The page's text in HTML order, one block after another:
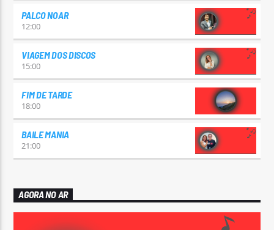
PALCO NOAR
12:00
VIAGEM DOS DISCOS
15:00
FIM DE TARDE
18:00
BAILE MANIA
21:00
AGORA NO AR